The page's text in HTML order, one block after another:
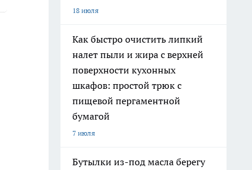
18 июля
Как быстро очистить липкий
налет пыли и жира с верхней
поверхности кухонных
шкафов: простой трюк с
пищевой пергаментной
бумагой
7 июля
Бутылки из-под масла берегу